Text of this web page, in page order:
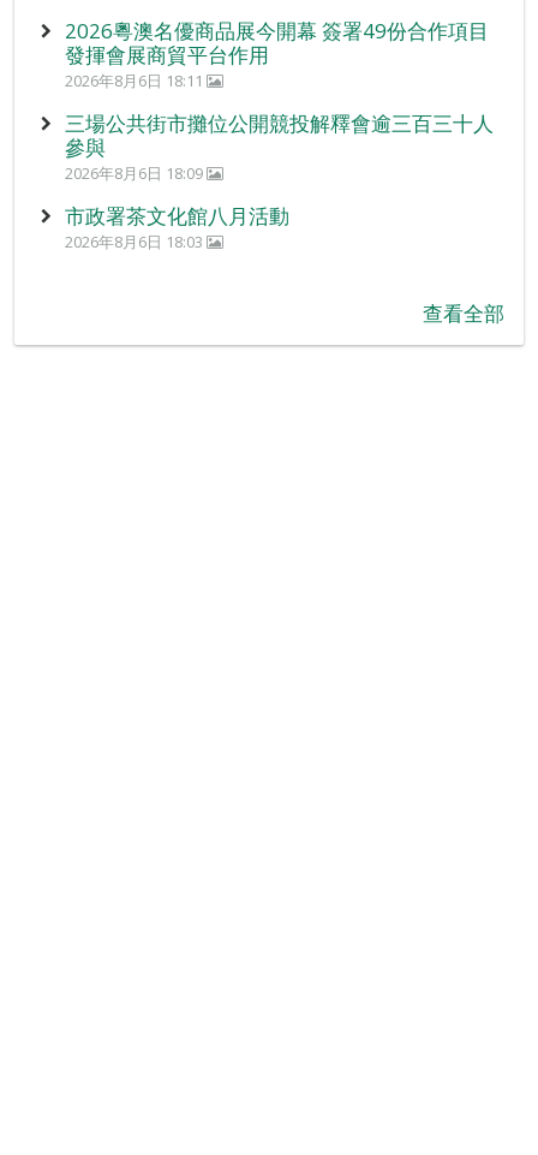
2026粵澳名優商品展今開幕 簽署49份合作項目
發揮會展商貿平台作用
2026年8月6日 18:11
三場公共街市攤位公開競投解釋會逾三百三十人
參與
2026年8月6日 18:09
市政署茶文化館八月活動
2026年8月6日 18:03
查看全部